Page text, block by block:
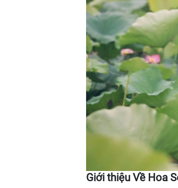
Giới thiệu Về Hoa